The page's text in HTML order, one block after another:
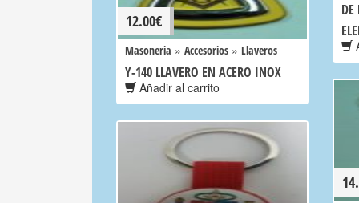
DE
12.00€
Masoneria » Accesorios » Llaveros
Y-140 LLAVERO EN ACERO INOX
Añadir al carrito